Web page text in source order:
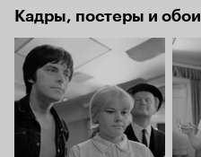
Кадры, постеры и обои